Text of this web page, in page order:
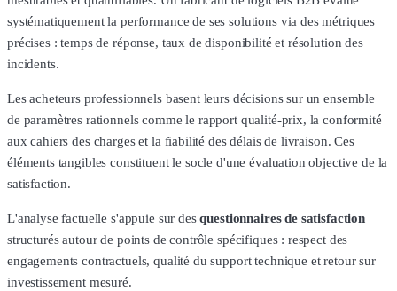
systématiquement la performance de ses solutions via des métriques
précises : temps de réponse, taux de disponibilité et résolution des
incidents.
Les acheteurs professionnels basent leurs décisions sur un ensemble
de paramètres rationnels comme le rapport qualité-prix, la conformité
aux cahiers des charges et la fiabilité des délais de livraison. Ces
éléments tangibles constituent le socle d'une évaluation objective de la
satisfaction.
L'analyse factuelle s'appuie sur desquestionnaires de satisfaction
structurés autour de points de contrôle spécifiques : respect des
engagements contractuels, qualité du support technique et retour sur
investissement mesuré.